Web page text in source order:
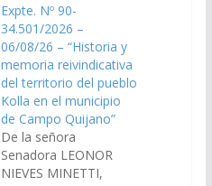
Expte. Nº 90-
34.501/2026 –
06/08/26 – “Historia y
memoria reivindicativa
del territorio del pueblo
Kolla en el municipio
de Campo Quijano”
De la señora
Senadora LEONOR
NIEVES MINETTI,